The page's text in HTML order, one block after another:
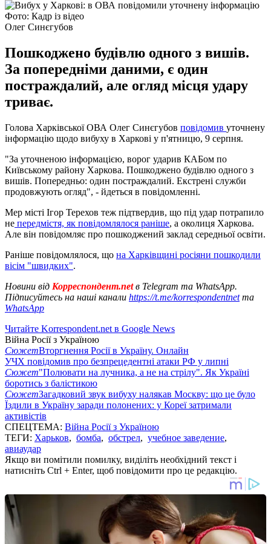
Фото: Кадр із відео
Олег Синєгубов
Пошкоджено будівлю одного з вишів.
За попередніми даними, є один
постраждалий, але огляд місця удару
триває.
Голова Харківської ОВА Олег Синєгубов повідомив уточнену
інформацію щодо вибуху в Харкові у п'ятницю, 9 серпня.
"За уточненою інформацією, ворог ударив КАБом по
Київському району Харкова. Пошкоджено будівлю одного з
вишів. Попередньо: один постраждалий. Екстрені служби
продовжують огляд", - йдеться в повідомленні.
Мер місті Ігор Терехов теж підтвердив, що під удар потрапило
не передмістя, як повідомлялося раніше, а околиця Харкова.
Але він повідомляє про пошкоджений заклад середньої освіти.
Раніше повідомлялося, що на Харківщині росіяни пошкодили
вісім "швидких".
Новини від Корреспондент.netв Telegram та WhatsApp.
Підписуйтесь на наші канали https://t.me/korrespondentnetта
WhatsApp
Читайте Korrespondent.net в Google News
Війна Росії з Україною
СюжетВторгнення Росії в Україну. Онлайн
УЧХ повідомив про безпрецедентні атаки РФ у липні
Сюжет"Полювати на лучника, а не на стрілу". Як Україні
боротись з балістикою
СюжетЗагадковий звук вибуху налякав Москву: що це було
Їздили в Україну заради полонених: у Кореї затримали
активістів
СПЕЦТЕМА: Війна Росії з Україною
ТЕГИ: Харьков, бомба, обстрел, учебное заведение,
авиаудар
Якщо ви помітили помилку, виділіть необхідний текст і
натисніть Ctrl + Enter, щоб повідомити про це редакцію.